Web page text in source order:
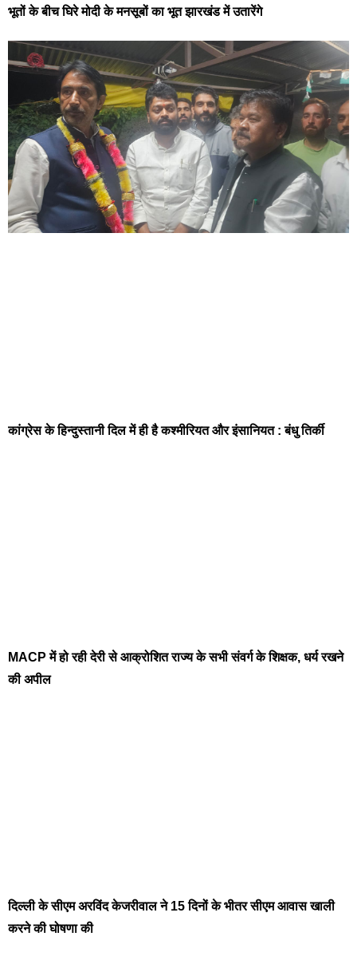
भूतों के बीच घिरे मोदी के मनसूबों का भूत झारखंड में उतारेंगे
कांग्रेस के हिन्दुस्तानी दिल में ही है कश्मीरियत और इंसानियत : बंधु तिर्की
MACP में हो रही देरी से आक्रोशित राज्य के सभी संवर्ग के शिक्षक, धर्य रखने
की अपील
दिल्ली के सीएम अरविंद केजरीवाल ने 15 दिनों के भीतर सीएम आवास खाली
करने की घोषणा की